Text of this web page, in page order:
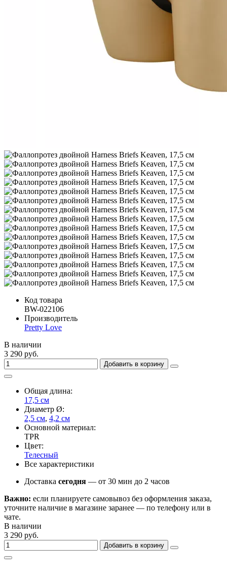
Код товара
BW-022106
Производитель
Pretty Love
В наличии
3 290 руб.
Добавить в корзину
Общая длина:
17,5 см
Диаметр Ø:
2,5 см, 4,2 см
Основной материал:
TPR
Цвет:
Телесный
Все характеристики
Доставка сегодня — от 30 мин до 2 часов
Важно: если планируете самовывоз без оформления заказа,
уточните наличие в магазине заранее — по телефону или в
чате.
В наличии
3 290 руб.
Добавить в корзину